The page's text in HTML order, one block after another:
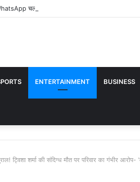
चलाने के लिए बतानी होगी उम्र? भारत में शुरू हुआ
ENTERTAINMENT BUSINESS
ट्विशा शर्मा की संदिग्ध मौत पर परिवार का गंभीर